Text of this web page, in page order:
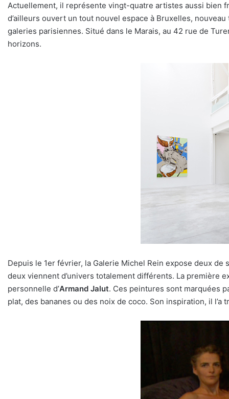
Actuellement, il représente vingt-quatre artistes aussi bien
d’ailleurs ouvert un tout nouvel espace à Bruxelles,
galeries parisiennes. Situé dans le Marais, au 42 rue de
horizons.
Depuis le 1er février, la Galerie Michel Rein expose deux de
deux viennent d’univers totalement différents. La première
personnelle d’Armand Jalut. Ces peintures sont marquées
plat, des bananes ou des noix de coco. Son inspiration, il